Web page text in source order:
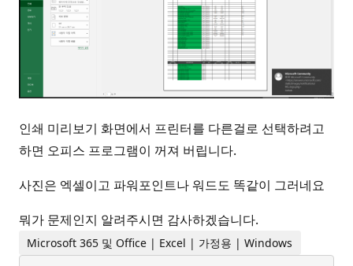
인쇄 미리보기 화면에서 프린터를 다른걸로 선택하려고
하면 오피스 프로그램이 꺼져 버립니다.
사진은 엑셀이고 파워포인트나 워드도 똑같이 그러네요
뭐가 문제인지 알려주시면 감사하겠습니다.
Microsoft 365 및 Office | Excel | 가정용 | Windows